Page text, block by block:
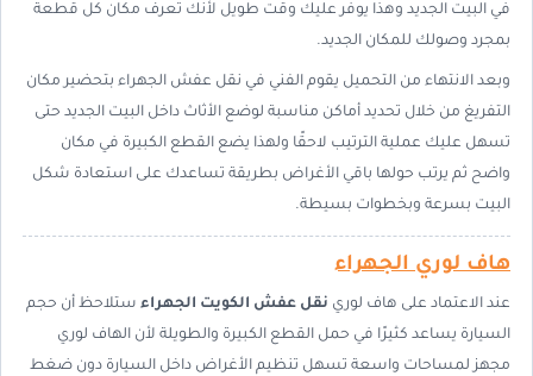
في البيت الجديد وهذا يوفر عليك وقت طويل لأنك تعرف مكان كل قطعة
بمجرد وصولك للمكان الجديد.
وبعد الانتهاء من التحميل يقوم الفني في نقل عفش الجهراء بتحضير مكان
التفريغ من خلال تحديد أماكن مناسبة لوضع الأثاث داخل البيت الجديد حتى
تسهل عليك عملية الترتيب لاحقًا ولهذا يضع القطع الكبيرة في مكان
واضح ثم يرتب حولها باقي الأغراض بطريقة تساعدك على استعادة شكل
البيت بسرعة وبخطوات بسيطة.
هاف لوري الجهراء
عند الاعتماد على هاف لوري نقل عفش الكويت الجهراء ستلاحظ أن حجم
السيارة يساعد كثيرًا في حمل القطع الكبيرة والطويلة لأن الهاف لوري
مجهز لمساحات واسعة تسهل تنظيم الأغراض داخل السيارة دون ضغط